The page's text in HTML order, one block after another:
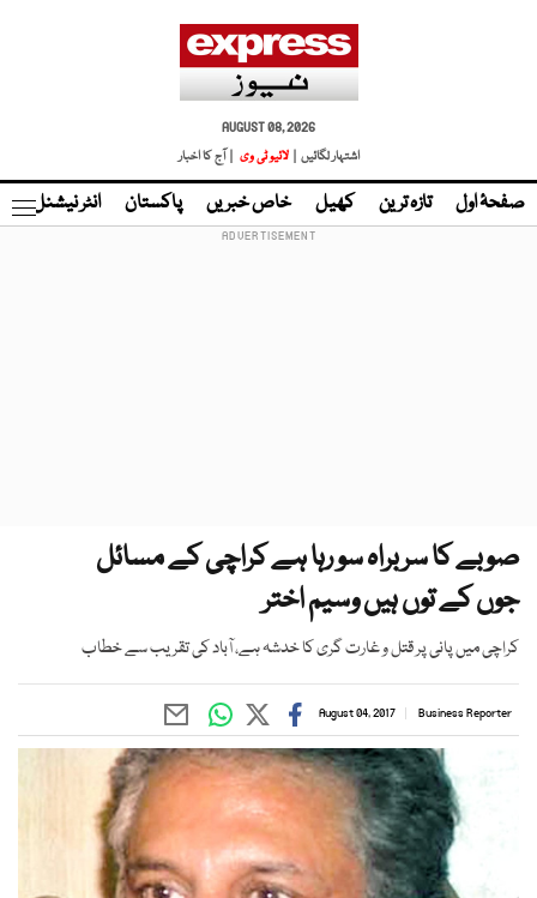
AUGUST 08, 2026
اشتہار لگائیں |
لائیو ٹی وی | آج کا اخبار
صفحۂ اول تازہ ترین کھیل خاص خبریں پاکستان انٹر نیشنل
صوبے کا سربراہ سو رہا ہے کراچی کے مسائل
جوں کے توں ہیں وسیم اختر
کراچی میں پانی پر قتل و غارت گری کا خدشہ ہے، آباد کی تقریب سے خطاب
Business Reporter
August 04, 2017